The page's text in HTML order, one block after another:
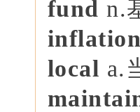
fund n.
inflation
local a.